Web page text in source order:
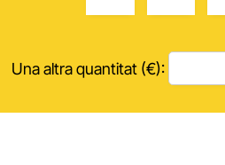
Una altra quantitat (€):